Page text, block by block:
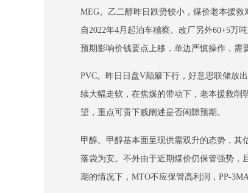
MEG。乙二醇昨日跌势较小，煤价老本援
自2022年4月起泊车稽察。改厂另外60+5万
预期影响价钱要点上移，单边严慎操作，需
PVC。昨日日盘V颠簸下行，好意思联储放
续大幅走软，在焦煤的带动下，老本援救削
望，重点可贵下贱阐述是否闲隙预期。
甲醇。甲醇基本面呈现供需双升的态势，其
落袋为安。不外由于近期煤价仍保管强势，
期的情况下，MTO不应保管高利润，PP-